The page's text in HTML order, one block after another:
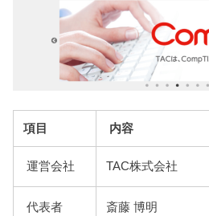
項目 内容
運営会社 TAC株式会社
代表者 斎藤 博明